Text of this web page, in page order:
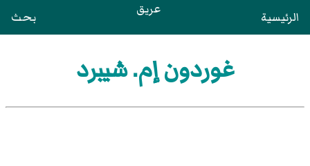
الرئيسية عريق بحث
غوردون إم. شيبرد